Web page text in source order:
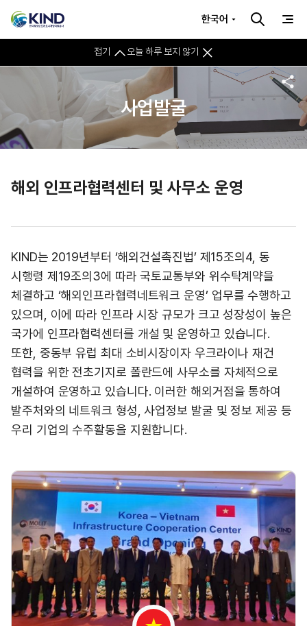
접기 오늘 하루 보지 않기
한국어
사업발굴
해외 인프라협력센터 및 사무소 운영
KIND는 2019년부터 ‘해외건설촉진법’ 제15조의4, 동
시행령 제19조의3에 따라 국토교통부와 위수탁계약을
체결하고 ‘해외인프라협력네트워크 운영’ 업무를 수행하고
있으며, 이에 따라 인프라 시장 규모가 크고 성장성이 높은
국가에 인프라협력센터를 개설 및 운영하고 있습니다.
또한, 중동부 유럽 최대 소비시장이자 우크라이나 재건
협력을 위한 전초기지로 폴란드에 사무소를 자체적으로
개설하여 운영하고 있습니다. 이러한 해외거점을 통하여
발주처와의 네트워크 형성, 사업정보 발굴 및 정보 제공 등
우리 기업의 수주활동을 지원합니다.